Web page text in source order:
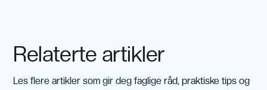
Relaterte artikler
Les flere artikler som gir deg faglige råd, praktiske tips og